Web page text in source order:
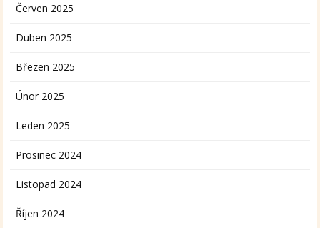
Červen 2025
Duben 2025
Březen 2025
Únor 2025
Leden 2025
Prosinec 2024
Listopad 2024
Říjen 2024